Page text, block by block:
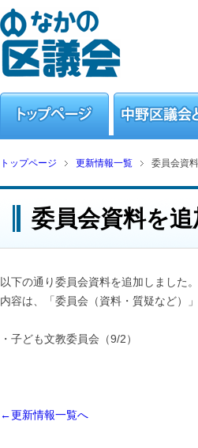
トップページ 更新情報一覧 委員会資
委員会資料を追
以下の通り委員会資料を追加しました。
内容は、「委員会（資料・質疑など）
・子ども文教委員会（9/2）
←更新情報一覧へ